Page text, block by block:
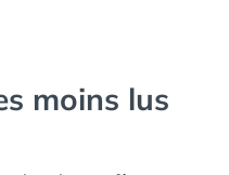
moins lus